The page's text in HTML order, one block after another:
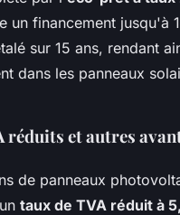
un financement jusqu'à
sur 15 ans, rendant
dans les panneaux
réduits et autres
de panneaux
taux de TVA réduit à